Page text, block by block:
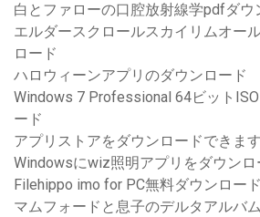
白とファローの口腔放射線学pdfダウ
エルダースクロールスカイリムオー
ロード
ハロウィーンアプリのダウンロード
Windows 7 Professional 64ビット
ード
アプリストアをダウンロードできま
Windowsにwiz照明アプリをダウン
Filehippo imo for PC無料ダウンロード
マムフォードと息子のデルタアルバ